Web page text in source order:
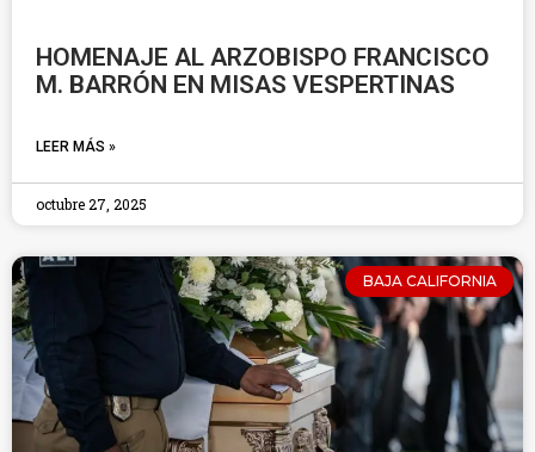
HOMENAJE AL ARZOBISPO FRANCISCO
M. BARRÓN EN MISAS VESPERTINAS
LEER MÁS »
octubre 27, 2025
BAJA CALIFORNIA